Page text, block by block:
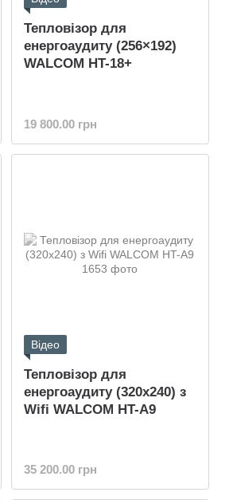
Тепловізор для
енергоаудиту (256×192)
WALCOM HT-18+
19 800.00 грн
Відео
Тепловізор для
енергоаудиту (320x240) з
Wifi WALCOM HT-A9
35 200.00 грн